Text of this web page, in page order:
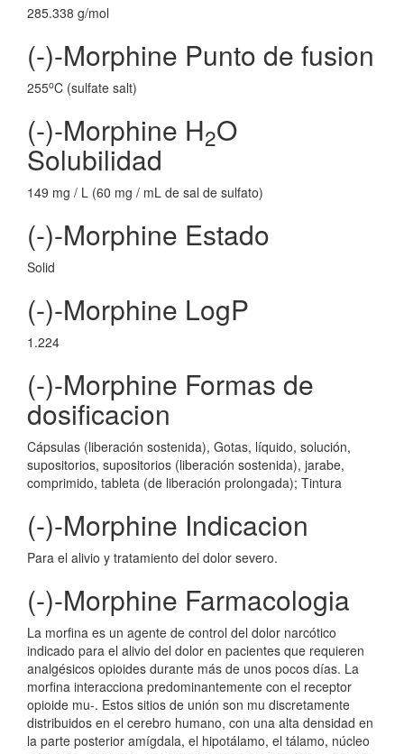
285.338 g/mol
(-)-Morphine Punto de fusion
255oC (sulfate salt)
(-)-Morphine H2O
Solubilidad
149 mg / L (60 mg / mL de sal de sulfato)
(-)-Morphine Estado
Solid
(-)-Morphine LogP
1.224
(-)-Morphine Formas de
dosificacion
Cápsulas (liberación sostenida), Gotas, líquido, solución,
supositorios, supositorios (liberación sostenida), jarabe,
comprimido, tableta (de liberación prolongada); Tintura
(-)-Morphine Indicacion
Para el alivio y tratamiento del dolor severo.
(-)-Morphine Farmacologia
La morfina es un agente de control del dolor narcótico
indicado para el alivio del dolor en pacientes que requieren
analgésicos opioides durante más de unos pocos días. La
morfina interacciona predominantemente con el receptor
opioide mu-. Estos sitios de unión son mu discretamente
distribuidos en el cerebro humano, con una alta densidad en
la parte posterior amígdala, el hipotálamo, el tálamo, núcleo